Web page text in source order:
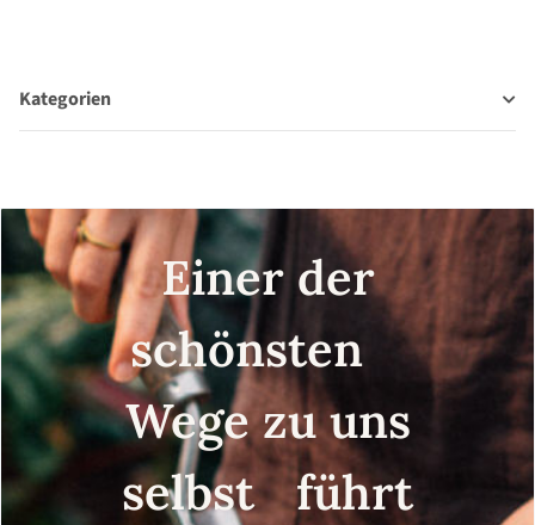
Kategorien
Einer der
schönsten
Wege zu uns
selbst führt